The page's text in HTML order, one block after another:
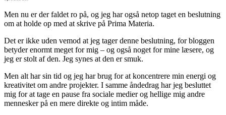
Men nu er der faldet ro på, og jeg har også netop taget en beslutning
om at holde op med at skrive på Prima Materia.
Det er ikke uden vemod at jeg tager denne beslutning, for bloggen
betyder enormt meget for mig – og også noget for mine læsere, og
jeg er stolt af den. Jeg synes at den er smuk.
Men alt har sin tid og jeg har brug for at koncentrere min energi og
kreativitet om andre projekter. I samme åndedrag har jeg besluttet
mig for at tage en pause fra sociale medier og hellige mig andre
mennesker på en mere direkte og intim måde.